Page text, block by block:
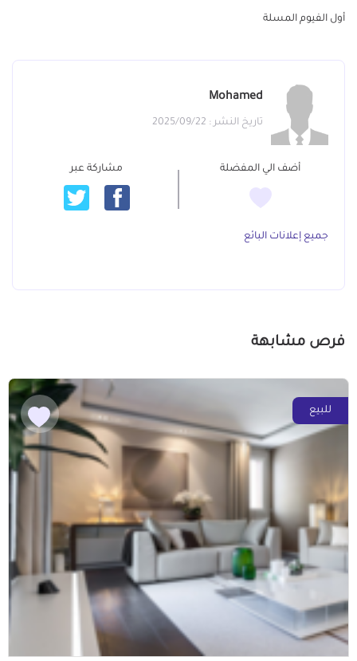
أول الفيوم المسلة
Mohamed
تاريخ النشر : 2025/09/22
أضف الي المفضلة مشاركة عبر
جميع إعلانات البائع
فرص مشابهة
للبيع